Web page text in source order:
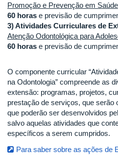
Promoção e Prevenção em
60 horas e previsão de
3) Atividades Curriculares de
Atenção Odontológica para
60 horas e previsão de
O componente curricular
na Odontologia” compreende as
extensão: programas, projetos,
prestação de serviços, que serão
que poderão ser desenvolvidos
salvo aquelas atividades que
específicos a serem cumpridos.
Para saber sobre as ações de